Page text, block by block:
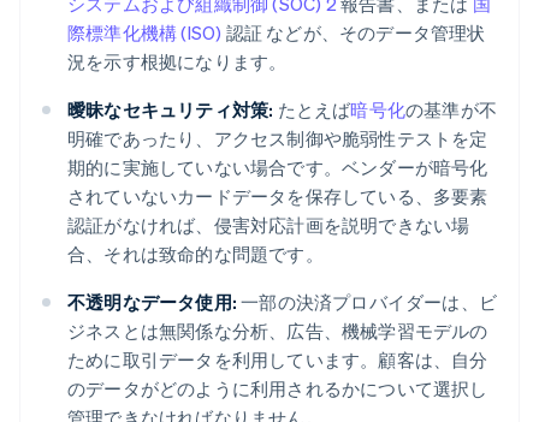
際標準化機構 (ISO) 認証 などが、そのデータ管理状
況を示す根拠になります。
曖昧なセキュリティ対策: たとえば暗号化の基準が不
明確であったり、アクセス制御や脆弱性テストを定
期的に実施していない場合です。ベンダーが暗号化
されていないカードデータを保存している、多要素
認証がなければ、侵害対応計画を説明できない場
合、それは致命的な問題です。
不透明なデータ使用: 一部の決済プロバイダーは、ビ
ジネスとは無関係な分析、広告、機械学習モデルの
ために取引データを利用しています。顧客は、自分
のデータがどのように利用されるかについて選択し